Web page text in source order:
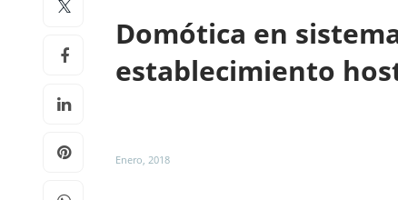
Domótica en
establecimiento
Enero, 2018